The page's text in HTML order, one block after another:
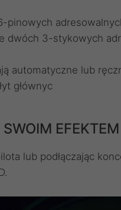
pinowych
dwóch 3-stykowych
automatyczne lub
głównyc
lub podłączając